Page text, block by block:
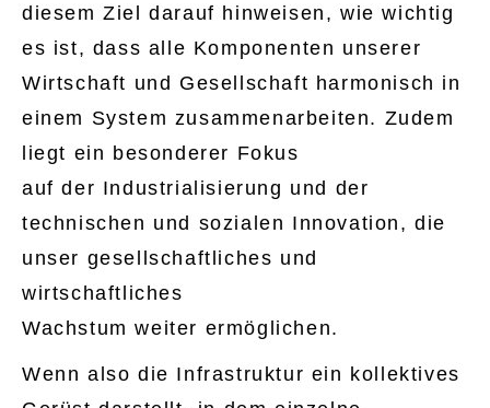
diesem Ziel darauf hinweisen, wie wichtig
es ist, dass alle Komponenten unserer
Wirtschaft und Gesellschaft harmonisch in
einem System zusammenarbeiten. Zudem
liegt ein besonderer Fokus
auf der Industrialisierung und der
technischen und sozialen Innovation, die
unser gesellschaftliches und
wirtschaftliches
Wachstum weiter ermöglichen.
Wenn also die Infrastruktur ein kollektives